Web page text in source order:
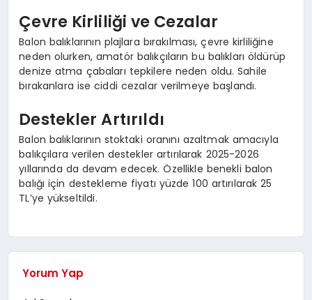
Çevre Kirliliği ve Cezalar
Balon balıklarının plajlara bırakılması, çevre kirliliğine
neden olurken, amatör balıkçıların bu balıkları öldürüp
denize atma çabaları tepkilere neden oldu. Sahile
bırakanlara ise ciddi cezalar verilmeye başlandı.
Destekler Artırıldı
Balon balıklarının stoktaki oranını azaltmak amacıyla
balıkçılara verilen destekler artırılarak 2025-2026
yıllarında da devam edecek. Özellikle benekli balon
balığı için destekleme fiyatı yüzde 100 artırılarak 25
TL’ye yükseltildi.
Yorum Yap